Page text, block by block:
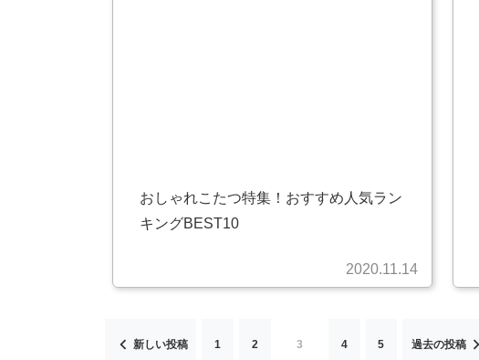
おしゃれこたつ特集！おすすめ人気ラン
キングBEST10
2020.11.14
稿
新しい投稿 1 2 3 4 5 過去の投稿